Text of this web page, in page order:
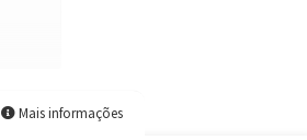
Mais informações